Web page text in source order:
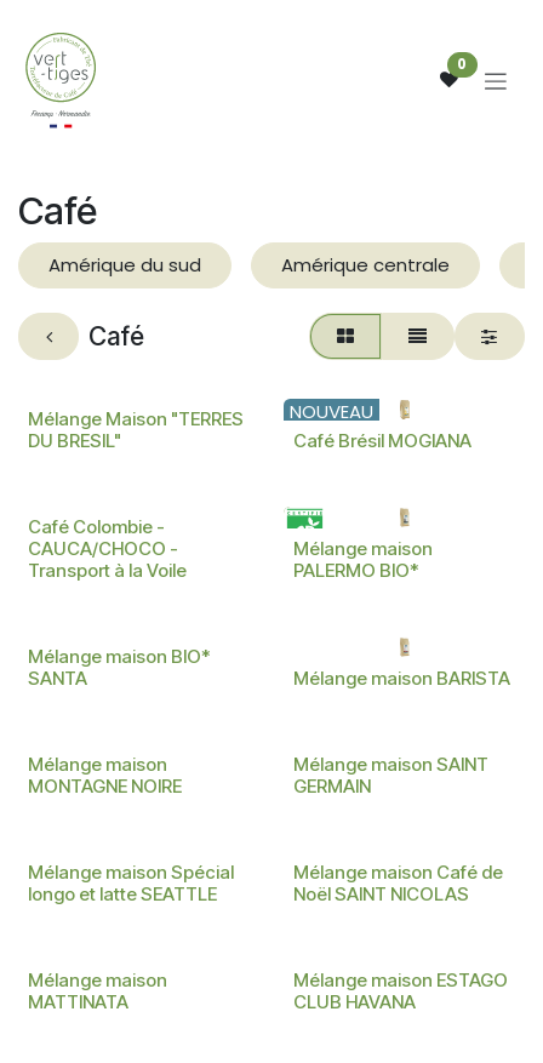
0
Café
Amérique du sud Amérique centrale
Café
NOUVEAU
Mélange Maison "TERRES
DU BRESIL"
NOUVEAU
Café Brésil MOGIANA
Café Colombie -
CAUCA/CHOCO -
Transport à la Voile
BIO
Mélange maison
PALERMO BIO*
BIO
Mélange maison BIO*
SANTA
Mélange maison BARISTA
Mélange maison
MONTAGNE NOIRE
Mélange maison SAINT
GERMAIN
Mélange maison Spécial
longo et latte SEATTLE
Mélange maison Café de
Noël SAINT NICOLAS
Mélange maison
MATTINATA
Mélange maison ESTAGO
CLUB HAVANA